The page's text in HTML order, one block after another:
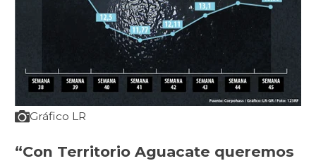
Gráfico LR
“Con Territorio Aguacate queremos